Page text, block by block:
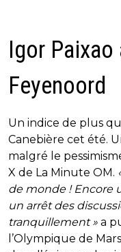
Igor
Feyenoord
Un indice de plus
Canebière cet été.
malgré le
X de La Minute OM.
de monde ! Encore
un arrêt des
tranquillement » a
l’Olympique de